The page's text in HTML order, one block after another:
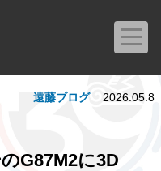
G87M2に3D
遠藤ブログ 2026.05.8